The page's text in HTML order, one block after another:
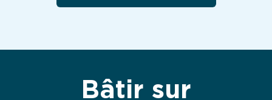
Bâtir sur